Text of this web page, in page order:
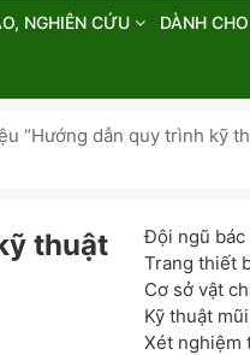
NGHIÊN CỨU DÀNH
“Hướng dẫn quy trình kỹ
thuật
Đội ngũ bác
Trang thiết
Cơ sở vật
Kỹ thuật
Xét nghiệm